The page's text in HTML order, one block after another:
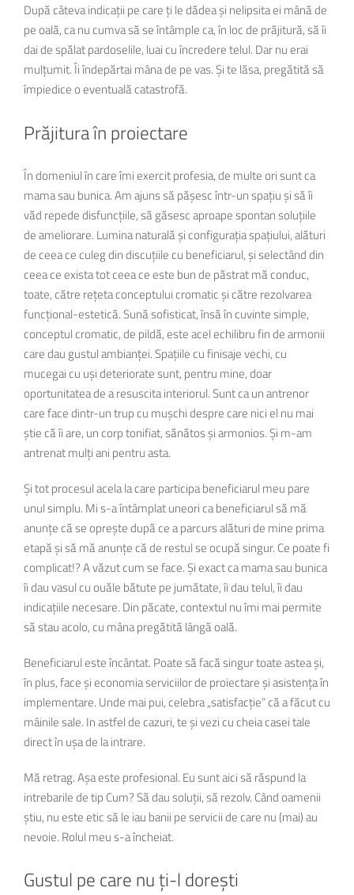
După câteva indicații pe care ți le dădea și nelipsita ei mână de
pe oală, ca nu cumva să se întâmple ca, în loc de prăjitură, să îi
dai de spălat pardoselile, luai cu încredere telul. Dar nu erai
mulțumit. Îi îndepărtai mâna de pe vas. Și te lăsa, pregătită să
împiedice o eventuală catastrofă.
Prăjitura în proiectare
În domeniul în care îmi exercit profesia, de multe ori sunt ca
mama sau bunica. Am ajuns să pășesc într-un spațiu și să îi
văd repede disfuncțiile, să găsesc aproape spontan soluțiile
de ameliorare. Lumina naturală și configurația spațiului, alături
de ceea ce culeg din discuțiile cu beneficiarul, și selectând din
ceea ce exista tot ceea ce este bun de păstrat mă conduc,
toate, către rețeta conceptului cromatic și către rezolvarea
funcțional-estetică. Sună sofisticat, însă în cuvinte simple,
conceptul cromatic, de pildă, este acel echilibru fin de armonii
care dau gustul ambianței. Spațiile cu finisaje vechi, cu
mucegai cu uși deteriorate sunt, pentru mine, doar
oportunitatea de a resuscita interiorul. Sunt ca un antrenor
care face dintr-un trup cu mușchi despre care nici el nu mai
știe că îi are, un corp tonifiat, sănătos și armonios. Și m-am
antrenat mulți ani pentru asta.
Și tot procesul acela la care participa beneficiarul meu pare
unul simplu. Mi s-a întâmplat uneori ca beneficiarul să mă
anunțe că se oprește după ce a parcurs alături de mine prima
etapă și să mă anunțe că de restul se ocupă singur. Ce poate fi
complicat!? A văzut cum se face. Și exact ca mama sau bunica
îi dau vasul cu ouăle bătute pe jumătate, îi dau telul, îi dau
indicațiile necesare. Din păcate, contextul nu îmi mai permite
să stau acolo, cu mâna pregătită lângă oală.
Beneficiarul este încântat. Poate să facă singur toate astea și,
în plus, face și economia serviciilor de proiectare și asistența în
implementare. Unde mai pui, celebra „satisfacție” că a făcut cu
mâinile sale. In astfel de cazuri, te și vezi cu cheia casei tale
direct în ușa de la intrare.
Mă retrag. Așa este profesional. Eu sunt aici să răspund la
intrebarile de tip Cum? Să dau soluții, să rezolv. Când oamenii
știu, nu este etic să le iau banii pe servicii de care nu (mai) au
nevoie. Rolul meu s-a încheiat.
Gustul pe care nu ți-l dorești